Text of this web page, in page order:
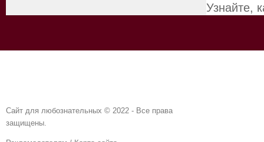
Узнайте,
Сайт для любознательных © 2022 - Все права
защищены.